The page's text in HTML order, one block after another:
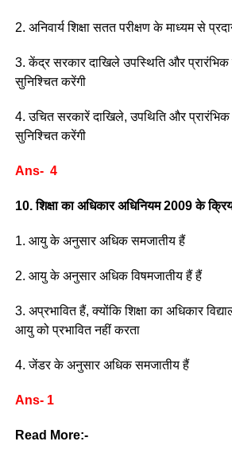
2. अनिवार्य शिक्षा सतत परीक्षण के माध्यम से
3. केंद्र सरकार दाखिले उपस्थिति और प्रारंभिक
सुनिश्चित करेंगी
4. उचित सरकारें दाखिले, उपथिति और प्रारंभिक
सुनिश्चित करेंगी
Ans- 4
10. शिक्षा का अधिकार अधिनियम 2009 के
1. आयु के अनुसार अधिक समजातीय हैं
2. आयु के अनुसार अधिक विषमजातीय हैं हैं
3. अप्रभावित हैं, क्योंकि शिक्षा का अधिकार
आयु को प्रभावित नहीं करता
4. जेंडर के अनुसार अधिक समजातीय हैं
Ans- 1
Read More:-